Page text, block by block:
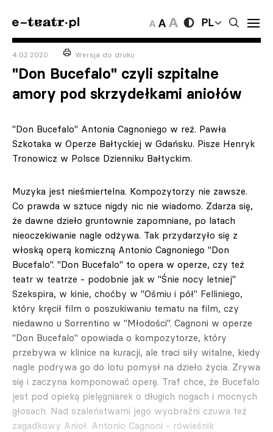
PL
4.02.2020 Wersja do druku
"Don Bucefalo" czyli szpitalne
amory pod skrzydełkami aniołów
"Don Bucefalo" Antonia Cagnoniego w reż. Pawła
Szkotaka w Operze Bałtyckiej w Gdańsku. Pisze Henryk
Tronowicz w Polsce Dzienniku Bałtyckim.
Muzyka jest nieśmiertelna. Kompozytorzy nie zawsze.
Co prawda w sztuce nigdy nic nie wiadomo. Zdarza się,
że dawne dzieło gruntownie zapomniane, po latach
nieoczekiwanie nagle odżywa. Tak przydarzyło się z
włoską operą komiczną Antonio Cagnoniego "Don
Bucefalo". "Don Bucefalo" to opera w operze, czy też
teatr w teatrze - podobnie jak w "Śnie nocy letniej"
Szekspira, w kinie, choćby w "Ośmiu i pół" Felliniego,
który kręcił film o poszukiwaniu tematu na film, czy
niedawno u Sorrentino w "Młodości". Cagnoni w operze
"Don Bucefalo" opowiada o kompozytorze, który
przebywa w klinice na kuracji, ale traci siły witalne, kiedy
nagle podrywa go do lotu pomysł na dzieło życia. Zrywa
się i zaczyna komponować operę. Traf chce, że Bucefalo
jest pod opieką pielęgniarek o długich nogach i mocnych
głosach. Nad szaleństwami jego wyobraźni czuwa też
zagadkowy Anioł. Antonio Cagnoni - rówieśnik